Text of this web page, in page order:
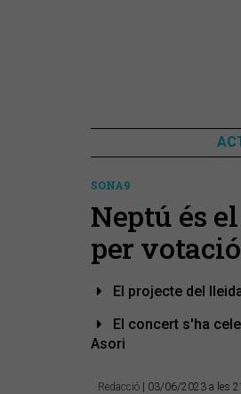
SONA9
Neptú és
per
El projecte del
El concert s'ha
Asori
Redacció | 03/06/2023 a les